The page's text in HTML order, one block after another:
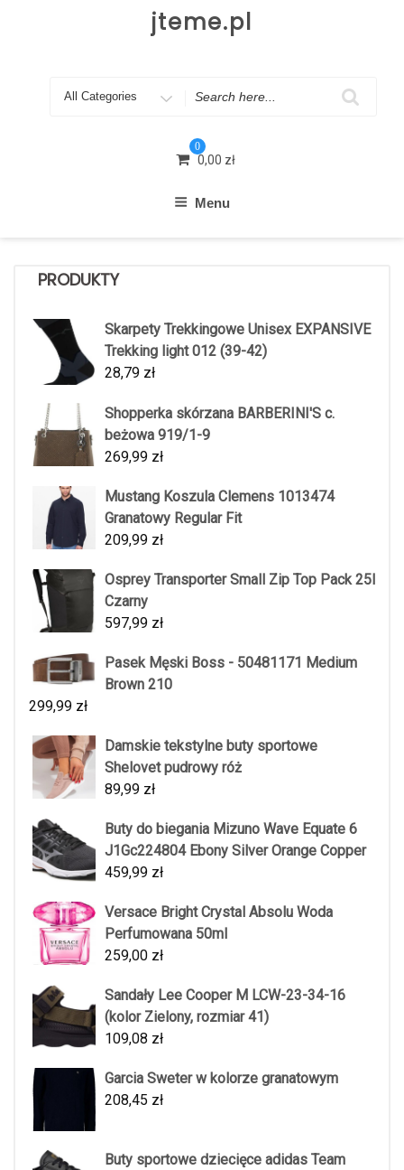
jteme.pl
Search
0
0,00 zł
Menu
PRODUKTY
Skarpety Trekkingowe Unisex EXPANSIVE
Trekking light 012 (39-42)
28,79 zł
Shopperka skórzana BARBERINI'S c.
beżowa 919/1-9
269,99 zł
Mustang Koszula Clemens 1013474
Granatowy Regular Fit
209,99 zł
Osprey Transporter Small Zip Top Pack 25l
Czarny
597,99 zł
Pasek Męski Boss - 50481171 Medium
Brown 210
299,99 zł
Damskie tekstylne buty sportowe
Shelovet pudrowy róż
89,99 zł
Buty do biegania Mizuno Wave Equate 6
J1Gc224804 Ebony Silver Orange Copper
459,99 zł
Versace Bright Crystal Absolu Woda
Perfumowana 50ml
259,00 zł
Sandały Lee Cooper M LCW-23-34-16
(kolor Zielony, rozmiar 41)
109,08 zł
Garcia Sweter w kolorze granatowym
208,45 zł
Buty sportowe dziecięce adidas Team